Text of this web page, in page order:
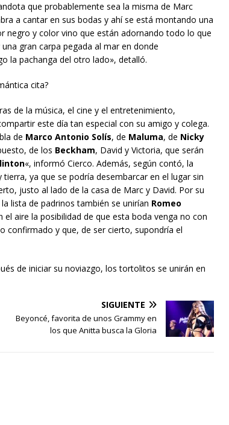
que probablemente sea la misma de Marc
a cantar en sus bodas y ahí se está montando una
negro y color vino que están adornando todo lo que
gran carpa pegada al mar en donde
la pachanga del otro lado», detalló.
cita?
de la música, el cine y el entretenimiento,
este día tan especial con su amigo y colega.
de Marco Antonio Solís, de Maluma, de Nicky
de los Beckham, David y Victoria, que serán
«, informó Cierco. Además, según contó, la
ya que se podría desembarcar en el lugar sin
justo al lado de la casa de Marc y David. Por su
lista de padrinos también se unirían Romeo
el aire la posibilidad de que esta boda venga no con
confirmado y que, de ser cierto, supondría el
de iniciar su noviazgo, los tortolitos se unirán en
SIGUIENTE
Beyoncé, favorita de unos Grammy en
los que Anitta busca la Gloria